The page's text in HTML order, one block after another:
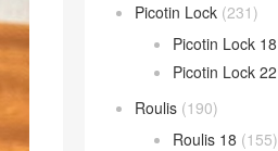
Picotin Lock (231)
Picotin Lock 18
Picotin Lock 22
Roulis (190)
Roulis 18 (155)